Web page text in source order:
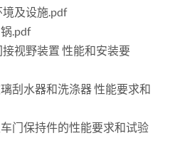
及设施.pdf
.pdf
视野装置 性能和安装要
刮水器和洗涤器 性能要求和
门保持件的性能要求和试验